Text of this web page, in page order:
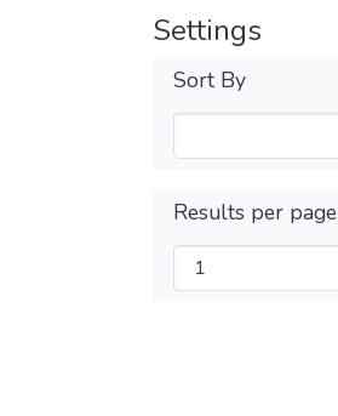
Settings
Sort By
Results per page